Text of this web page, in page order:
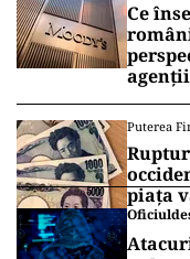
Ce
Puterea
piața